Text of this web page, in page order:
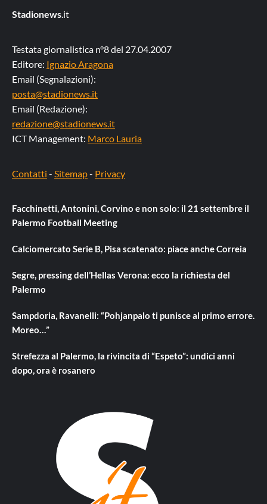
Stadionews.it
Testata giornalistica n°8 del 27.04.2007
Editore: Ignazio Aragona
Email (Segnalazioni):
posta@stadionews.it
Email (Redazione):
redazione@stadionews.it
ICT Management: Marco Lauria
Contatti - Sitemap- Privacy
Facchinetti, Antonini, Corvino e non solo: il 21 settembre il
Palermo Football Meeting
Calciomercato Serie B, Pisa scatenato: piace anche Correia
Segre, pressing dell’Hellas Verona: ecco la richiesta del
Palermo
Sampdoria, Ravanelli: “Pohjanpalo ti punisce al primo errore.
Moreo…”
Strefezza al Palermo, la rivincita di “Espeto”: undici anni
dopo, ora è rosanero